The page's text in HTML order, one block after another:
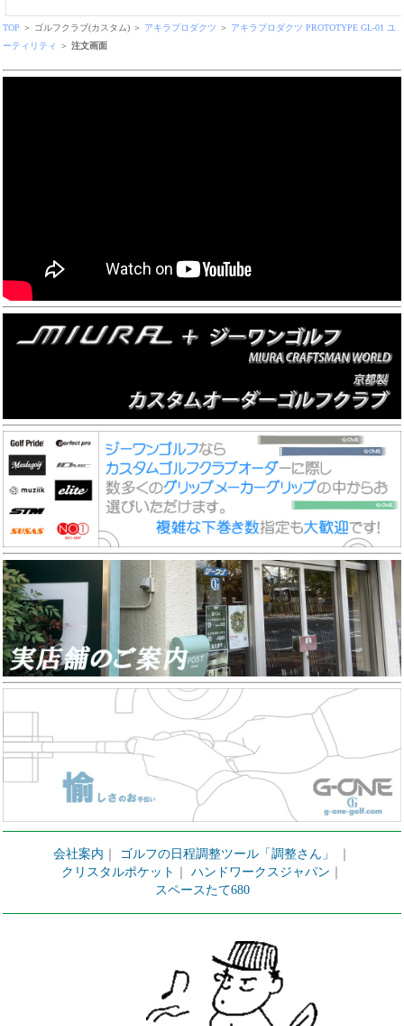
TOP ＞ ゴルフクラブ(カスタム) ＞ アキラプロダクツ ＞ アキラプロダクツ PROTOTYPE GL-01 ユ
ーティリティ
＞ 注文画面
会社案内 ゴルフの日程調整ツール「調整さん」
クリスタルポケット
ハンドワークスジャパン
スペースたて680